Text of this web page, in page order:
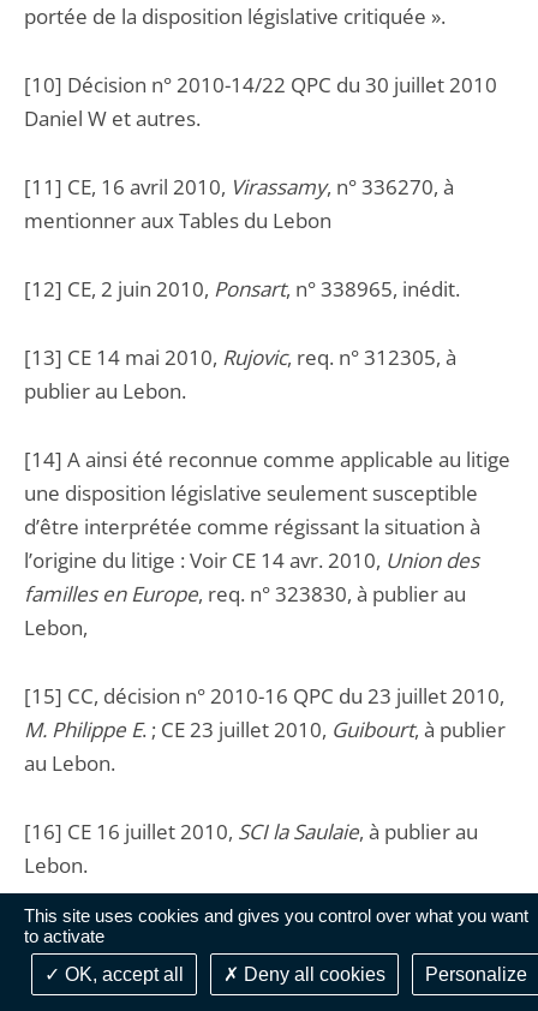
This site uses cookies and gives you control over what you want
to activate
OK, accept all
Deny all cookies Personalize
portée de la disposition législative critiquée ».
[10] Décision n° 2010-14/22 QPC du 30 juillet 2010
Daniel W et autres.
[11] CE, 16 avril 2010, Virassamy, n° 336270, à
mentionner aux Tables du Lebon
[12] CE, 2 juin 2010, Ponsart, n° 338965, inédit.
[13] CE 14 mai 2010, Rujovic, req. n° 312305, à
publier au Lebon.
[14] A ainsi été reconnue comme applicable au litige
une disposition législative seulement susceptible
d’être interprétée comme régissant la situation à
l’origine du litige : Voir CE 14 avr. 2010, Union des
familles en Europe, req. n° 323830, à publier au
Lebon,
[15] CC, décision n° 2010-16 QPC du 23 juillet 2010,
M. Philippe E. ; CE 23 juillet 2010, Guibourt, à publier
au Lebon.
[16] CE 16 juillet 2010, SCI la Saulaie, à publier au
Lebon.
[17] CC, décision n° 2010-5 QPC du 18 juin 2010,
SNC Kimberly Clark
; CE 23 avril 2010,SNC Kimberly
Clark, à mentionner aux tables du Lebon.